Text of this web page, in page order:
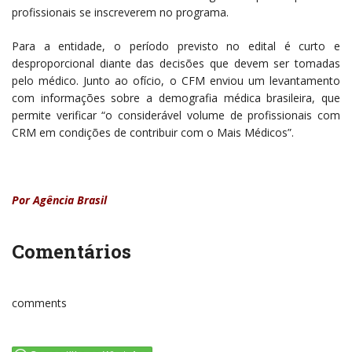
profissionais se inscreverem no programa.
Para a entidade, o período previsto no edital é curto e
desproporcional diante das decisões que devem ser tomadas
pelo médico. Junto ao ofício, o CFM enviou um levantamento
com informações sobre a demografia médica brasileira, que
permite verificar “o considerável volume de profissionais com
CRM em condições de contribuir com o Mais Médicos”.
Por Agência Brasil
Comentários
comments